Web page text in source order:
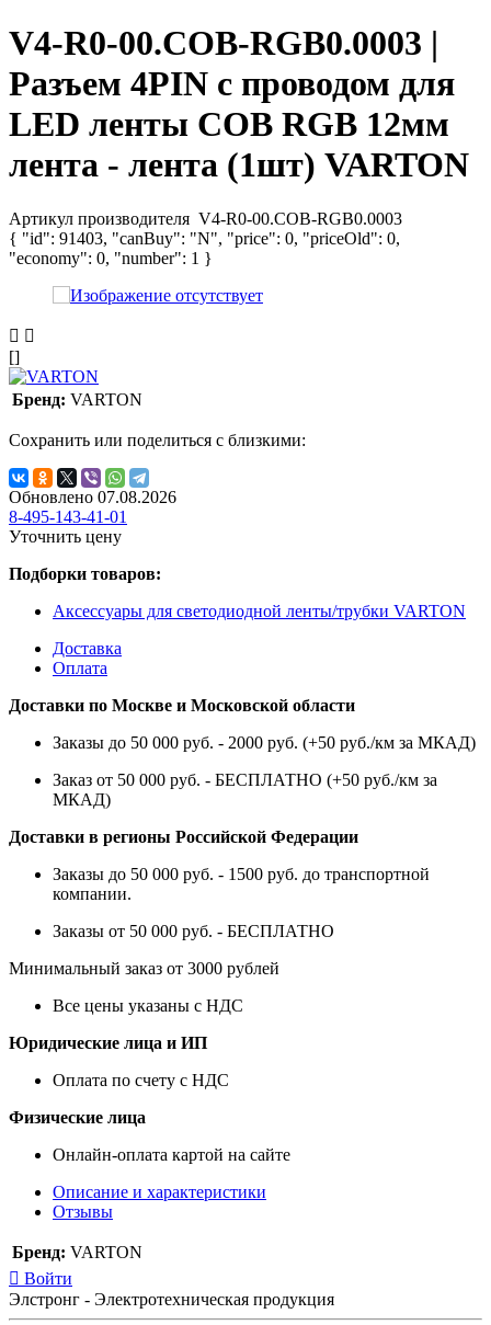
V4-R0-00.COB-RGB0.0003 |
Разъем 4PIN с проводом для
LED ленты COB RGB 12мм
лента - лента (1шт) VARTON
Артикул производителя V4-R0-00.COB-RGB0.0003
{ "id": 91403, "canBuy": "N", "price": 0, "priceOld": 0,
"economy": 0, "number": 1 }
[]
Бренд: VARTON
Сохранить или поделиться с близкими:
Обновлено 07.08.2026
8-495-143-41-01
Уточнить цену
Подборки товаров:
Аксессуары для светодиодной ленты/трубки VARTON
Доставка
Оплата
Доставки по Москве и Московской области
Заказы до 50 000 руб. - 2000 руб. (+50 руб./км за МКАД)
Заказ от 50 000 руб. - БЕСПЛАТНО (+50 руб./км за
МКАД)
Доставки в регионы Российской Федерации
Заказы до 50 000 руб. - 1500 руб. до транспортной
компании.
Заказы от 50 000 руб. - БЕСПЛАТНО
Минимальный заказ от 3000 рублей
Все цены указаны с НДС
Юридические лица и ИП
Оплата по счету с НДС
Физические лица
Онлайн-оплата картой на сайте
Описание и характеристики
Отзывы
Бренд: VARTON
Войти
Элстронг - Электротехническая продукция